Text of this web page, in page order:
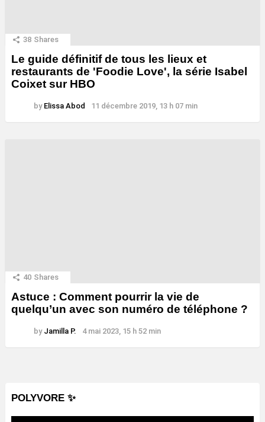
38 Shares
Le guide définitif de tous les lieux et
restaurants de 'Foodie Love', la série Isabel
Coixet sur HBO
by Elissa Abod 11 décembre 2019, 13 h 07 min
40 Shares
Astuce : Comment pourrir la vie de
quelqu’un avec son numéro de téléphone ?
by Jamilla P. 4 mai 2023, 15 h 52 min
POLYVORE ✨